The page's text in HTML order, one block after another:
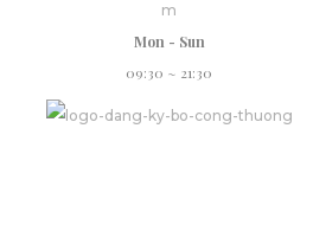
m
Mon - Sun
09:30 ~ 21:30